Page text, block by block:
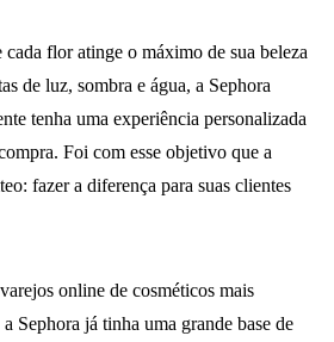
flor atinge o máximo de sua beleza
de luz, sombra e água, a Sephora
tenha uma experiência personalizada
Foi com esse objetivo que a
fazer a diferença para suas clientes
online de cosméticos mais
Sephora já tinha uma grande base de